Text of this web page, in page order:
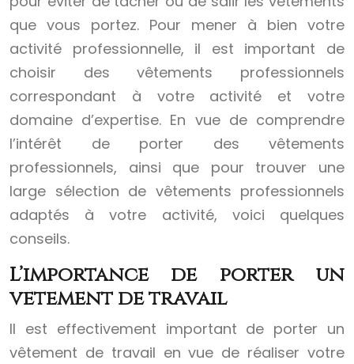
que vous portez. Pour mener à bien votre
activité professionnelle, il est important de
choisir des vêtements professionnels
correspondant à votre activité et votre
domaine d’expertise. En vue de comprendre
l’intérêt de porter des vêtements
professionnels, ainsi que pour trouver une
large sélection de vêtements professionnels
adaptés à votre activité, voici quelques
conseils.
L’importance de porter un
vêtement de travail
Il est effectivement important de porter un
vêtement de travail en vue de réaliser votre